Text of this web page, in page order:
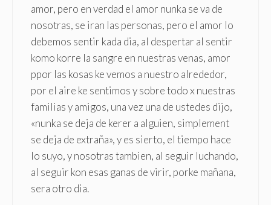
amor, pero en verdad el amor nunka se va de
nosotras, se iran las personas, pero el amor lo
debemos sentir kada dia, al despertar al sentir
komo korre la sangre en nuestras venas, amor
ppor las kosas ke vemos a nuestro alrededor,
por el aire ke sentimos y sobre todo x nuestras
familias y amigos, una vez una de ustedes dijo,
«nunka se deja de kerer a alguien, simplement
se deja de extraña», y es sierto, el tiempo hace
lo suyo, y nosotras tambien, al seguir luchando,
al seguir kon esas ganas de virir, porke mañana,
sera otro dia.